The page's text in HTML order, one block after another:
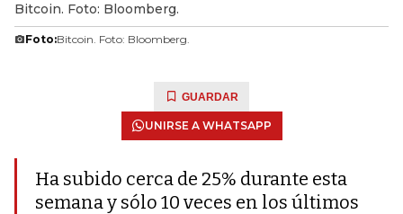
Bitcoin. Foto: Bloomberg.
Foto:Bitcoin. Foto: Bloomberg.
GUARDAR
UNIRSE A WHATSAPP
Ha subido cerca de 25% durante esta
semana y sólo 10 veces en los últimos